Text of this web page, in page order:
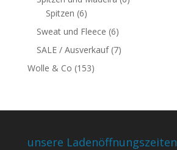
Spitzen (6)
Sweat und Fleece (6)
SALE / Ausverkauf (7)
Wolle & Co (153)
unsere Ladenöffnungszeiten